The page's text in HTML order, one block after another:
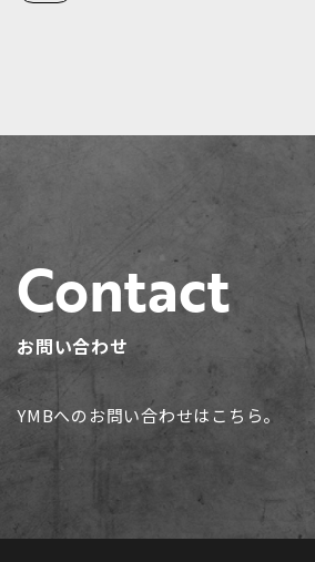
Contact
お問い合わせ
YMBへのお問い合わせはこちら。